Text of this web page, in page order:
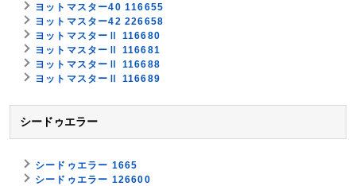
ヨットマスター40 116655
ヨットマスター42 226658
ヨットマスターⅡ 116680
ヨットマスターⅡ 116681
ヨットマスターⅡ 116688
ヨットマスターⅡ 116689
シードゥエラー
シードゥエラー 1665
シードゥエラー 126600